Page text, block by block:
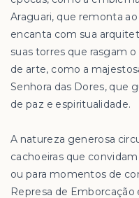
Araguari, que remonta
encanta com sua
suas torres que rasgam
de arte, como a
Senhora das Dores, que
de paz e espiritualidade.
A natureza generosa
cachoeiras que
ou para momentos de
Represa de